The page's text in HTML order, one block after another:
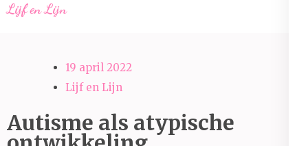
Lijf en Lijn
19 april 2022
Lijf en Lijn
Autisme als atypische